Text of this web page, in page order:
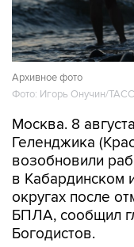
Архивное фото
Фото: Игорь Онучин/ТАСС
Москва. 8
Геленджика
возобновили
в Кабардинском
округах после
БПЛА, сообщил
Богодистов.